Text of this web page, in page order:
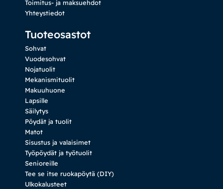
Toimitus- ja maksuehdot
Yhteystiedot
Tuoteosastot
Sohvat
Vuodesohvat
Nojatuolit
Mekanismituolit
Makuuhuone
Lapsille
Säilytys
Pöydät ja tuolit
Matot
Sisustus ja valaisimet
Työpöydät ja työtuolit
Senioreille
Tee se itse ruokapöytä (DIY)
Ulkokalusteet